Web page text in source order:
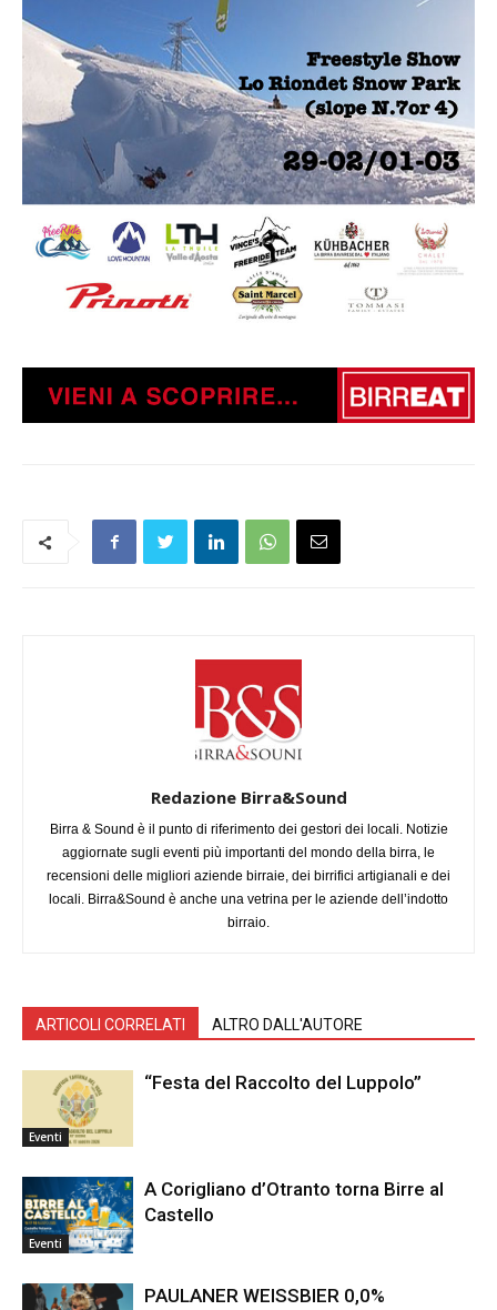
Redazione Birra&Sound
Birra & Sound è il punto di riferimento dei gestori dei locali. Notizie
aggiornate sugli eventi più importanti del mondo della birra, le
recensioni delle migliori aziende birraie, dei birrifici artigianali e dei
locali. Birra&Sound è anche una vetrina per le aziende dell’indotto
birraio.
ARTICOLI CORRELATI ALTRO DALL'AUTORE
Eventi
“Festa del Raccolto del Luppolo”
Eventi
A Corigliano d’Otranto torna Birre al
Castello
PAULANER WEISSBIER 0,0%